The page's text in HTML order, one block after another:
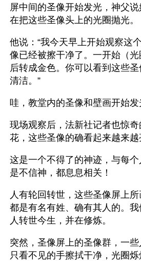
屏中间的圣像开始发光，神父
在把这些圣像头上的光圈抛光。
他说：“我今天早上开始观察这
像已经被擦干净了。一开始（
后转成金色。你可以看到这些
清洁。”
哇，教堂内的圣像和壁画开始发
现场观察后，法新社记者也惊
花，这些圣像的确看起来越来越
这是一个不得了的神迹，与每
是不信神，都息息相关！
人有轮回转世，这些圣像屏上
都是有名有姓、确有其人的。
人转世今生，并在修炼。
突然，圣像屏上的圣像群，一
只看不见的手擦拭干净，光圈